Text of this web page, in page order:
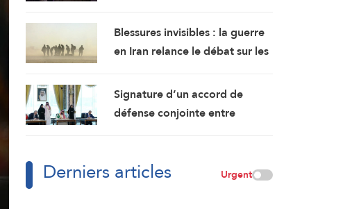
garantie pour la région
Blessures invisibles : la guerre
en Iran relance le débat sur les
américains
Signature d’un accord de
défense conjointe entre
Derniers articles Urgent